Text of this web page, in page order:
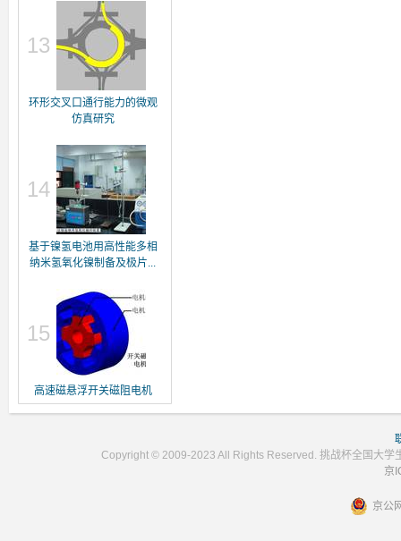
13
环形交叉口通行能力的微观
仿真研究
14
基于镍氢电池用高性能多相
纳米氢氧化镍制备及极片...
15
高速磁悬浮开关磁阻电机
Copyright © 2009-2023 All Rights Reserved. 挑战杯全国大学
京
京公